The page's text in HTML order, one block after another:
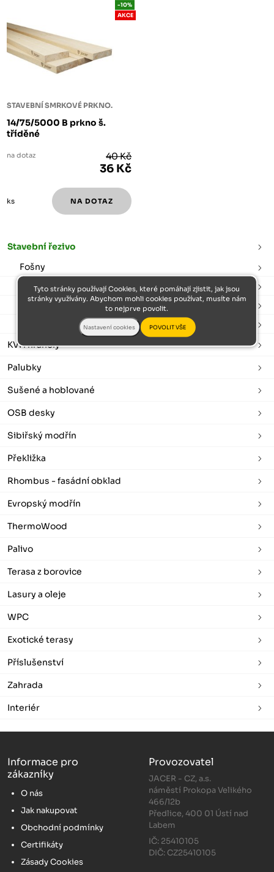
STAVEBNÍ SMRKOVÉ PRKNO.
14/75/5000 B prkno š.
tříděné
-10%
AKCE
na dotaz 40 Kč
36 Kč
ks
Stavební řezivo
Fošny
Hranoly
KVH hranoly
Palubky
Sušené a hoblované
OSB desky
Sibiřský modřín
Překližka
Rhombus - fasádní obklad
Evropský modřín
ThermoWood
Palivo
Terasa z borovice
Lasury a oleje
WPC
Exotické terasy
Příslušenství
Zahrada
Interiér
Informace pro
zákazníky
O nás
Jak nakupovat
Obchodní podmínky
Certifikáty
Zásady Cookies
Provozovatel
JACER - CZ, a.s.
náměstí Prokopa Velikého
466/12b
Předlice, 400 01 Ústí nad
Labem
IČ: 25410105
DIČ: CZ25410105
Tyto stránky používají Cookies, které pomáhají zjistit, jak jsou
stránky využívány. Abychom mohli cookies používat, musíte nám
to nejprve povolit.